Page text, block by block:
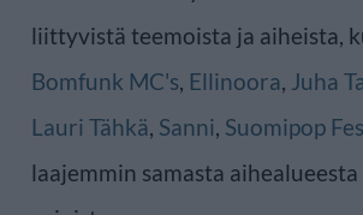
liittyvistä teemoista ja aiheista,
Bomfunk MC's, Ellinoora, Juha
Lauri Tähkä, Sanni, Suomipop
laajemmin samasta aihealueesta